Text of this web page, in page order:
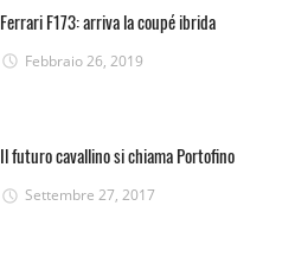
Ferrari F173: arriva la coupé ibrida
Febbraio 26, 2019
Il futuro cavallino si chiama Portofino
Settembre 27, 2017